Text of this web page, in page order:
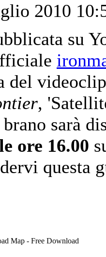
2010
su
del
,
sarà
ore 16.00
questa
Map - Free Download